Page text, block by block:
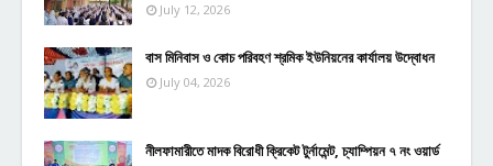
July 12, 2026
বাস মিনিবাস ও কোচ পরিবহণ শ্রমিক ইউনিয়নের কার্যালয় উদ্বোধন
July 04, 2026
নীলফামারীতে মাদক বিরোধী ক্রিকেট টুর্নামেন্ট, চ্যাম্পিয়ন ৭ নং ওয়ার্ড